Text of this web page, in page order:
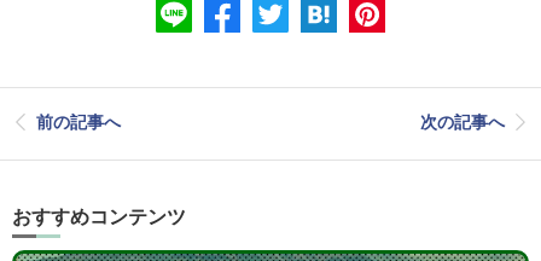
前の記事へ 次の記事へ
おすすめコンテンツ